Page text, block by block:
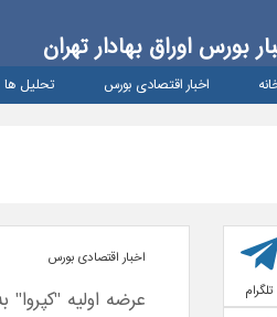
بورس اوراق بهادار تهران
اخبار اقتصادی بورس تحلیل ها
تلگرام
اخبار اقتصادی بورس
عرضه اولیه